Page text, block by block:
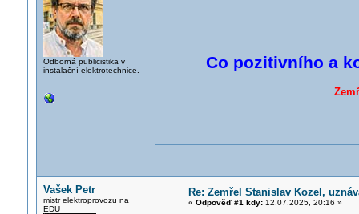
Odborná publicistika v
instalační elektrotechnice.
Co pozitivního a
Vašek Petr
mistr elektroprovozu na
EDU
Re: Zemřel Stanislav Kozel,
« Odpověď #1 kdy:12.07.2025, 20:16 »